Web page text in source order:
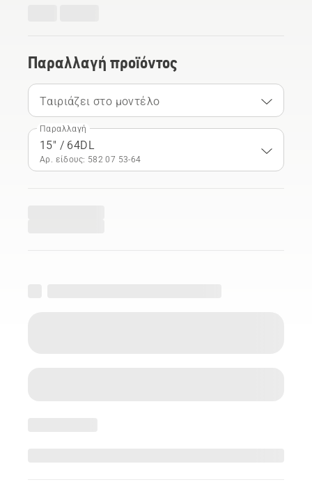
Παραλλαγή προϊόντος
Ταιριάζει στο μοντέλο
Παραλλαγή
15" / 64DL
Αρ. είδους: 582 07 53‑64